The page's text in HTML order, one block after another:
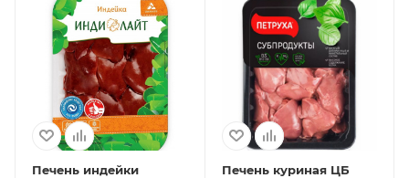
Печень индейки
Печень куриная ЦБ